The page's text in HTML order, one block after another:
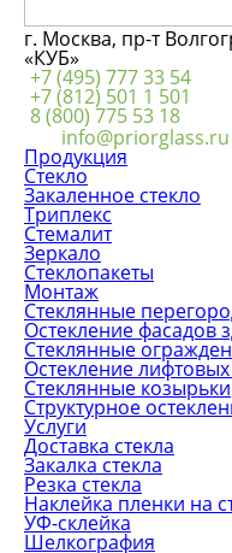
г. Москва, пр-т
«КУБ»
+7 (495) 777 33 54
+7 (812) 501 1 501
8 (800) 775 53 18
info@priorglass.ru
Продукция
Стекло
Закаленное стекло
Триплекс
Стемалит
Зеркало
Стеклопакеты
Монтаж
Стеклянные
Остекление фасадов
Стеклянные
Остекление
Стеклянные козырьки
Структурное
Услуги
Доставка стекла
Закалка стекла
Резка стекла
Наклейка пленки на
УФ-склейка
Шелкография